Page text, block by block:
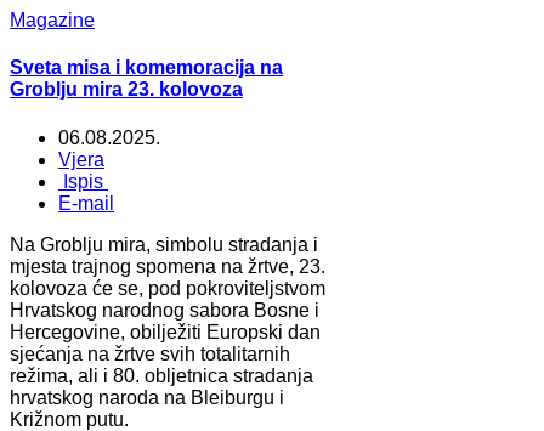
Magazine
Sveta misa i komemoracija na
Groblju mira 23. kolovoza
06.08.2025.
Vjera
Ispis
E-mail
Na Groblju mira, simbolu stradanja i
mjesta trajnog spomena na žrtve, 23.
kolovoza će se, pod pokroviteljstvom
Hrvatskog narodnog sabora Bosne i
Hercegovine, obilježiti Europski dan
sjećanja na žrtve svih totalitarnih
režima, ali i 80. obljetnica stradanja
hrvatskog naroda na Bleiburgu i
Križnom putu.